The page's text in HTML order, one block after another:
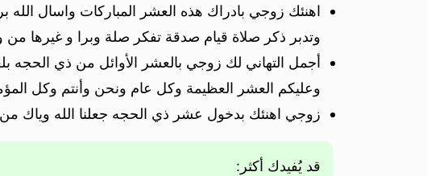
اهنئك زوجي بادراك هذه العشر المباركات واسال
وتدبر ذكر صلاة قيام صدقة تفكر صلة وبرا و غيرها
أجمل التهاني لك زوجي بالعشر الأوائل من ذي الحجه
وعليكم العشر العظيمة وكل عام ونحن وأنتم وكل
زوجي اهنئك بدخول عشر ذي الحجه جعلنا الله وياك
قد يُفيدك أكثر: